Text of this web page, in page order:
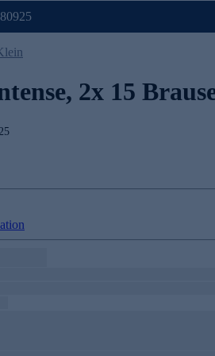
2x 15